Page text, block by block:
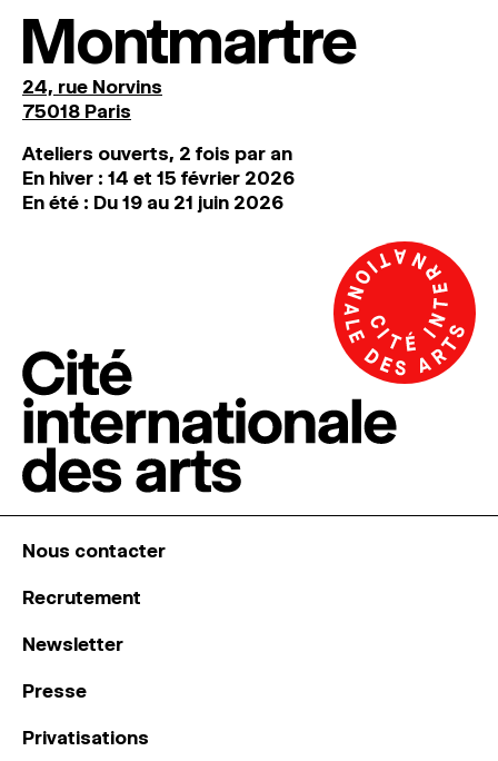
Montmartre
24, rue Norvins
75018 Paris
Ateliers ouverts, 2 fois par an
En hiver : 14 et 15 février 2026
En été : Du 19 au 21 juin 2026
Nous contacter
Recrutement
Newsletter
Presse
Privatisations